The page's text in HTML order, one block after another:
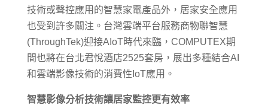
技術或聲控應用的智慧家電產品外，居家安全應用
也受到許多關注。台灣雲端平台服務商物聯智慧
(ThroughTek)迎接AIoT時代來臨，COMPUTEX期
間也將在台北君悅酒店2525套房，展出多種結合AI
和雲端影像技術的消費性IoT應用。
智慧影像分析技術讓居家監控更有效率